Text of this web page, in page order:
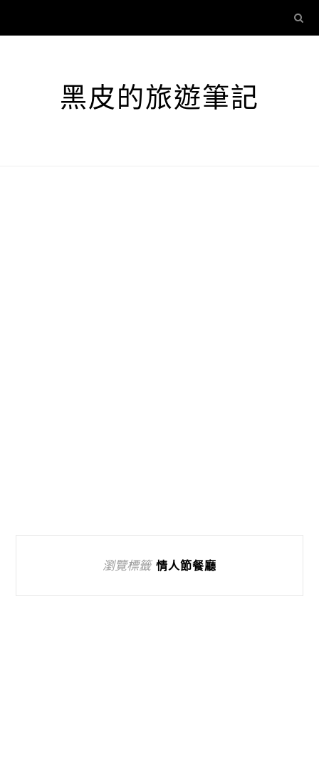
黑皮的旅遊筆記
瀏覽標籤 情人節餐廳